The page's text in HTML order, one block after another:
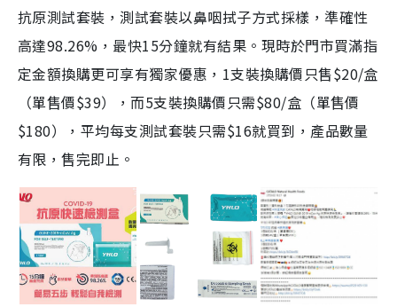
抗原測試套裝，測試套裝以鼻咽拭子方式採樣，準確性
高達98.26%，最快15分鐘就有結果。現時於門市買滿指
定金額換購更可享有獨家優惠，1支裝換購價只售$20/盒
（單售價$39），而5支裝換購價只需$80/盒（單售價
$180），平均每支測試套裝只需$16就買到，產品數量
有限，售完即止。